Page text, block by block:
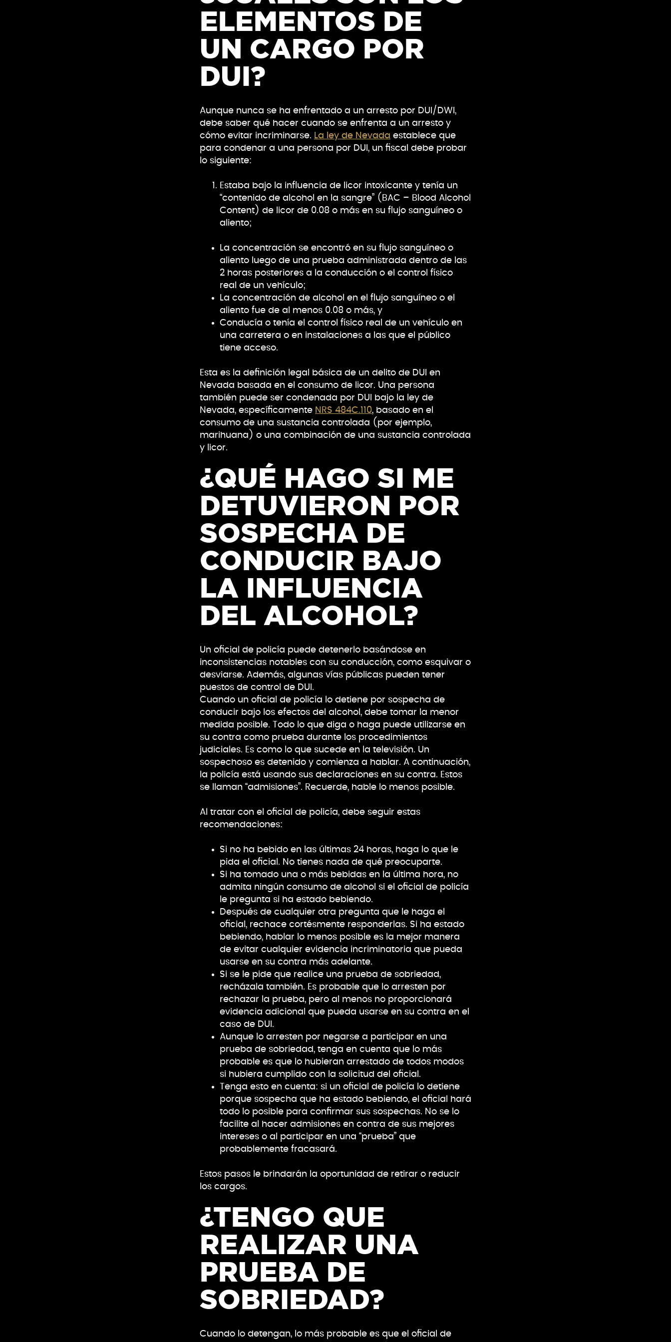
ELEMENTOS DE
UN CARGO POR
DUI?
Aunque nunca se ha enfrentado a un arresto por DUI/DWI,
debe saber qué hacer cuando se enfrenta a un arresto y
cómo evitar incriminarse. La ley de Nevada establece que
para condenar a una persona por DUI, un fiscal debe probar
lo siguiente:
Estaba bajo la influencia de licor intoxicante y tenía un
“contenido de alcohol en la sangre” (BAC – Blood Alcohol
Content) de licor de 0.08 o más en su flujo sanguíneo o
aliento;
La concentración se encontró en su flujo sanguíneo o
aliento luego de una prueba administrada dentro de las
2 horas posteriores a la conducción o el control físico
real de un vehículo;
La concentración de alcohol en el flujo sanguíneo o el
aliento fue de al menos 0.08 o más, y
Conducía o tenía el control físico real de un vehículo en
una carretera o en instalaciones a las que el público
tiene acceso.
Esta es la definición legal básica de un delito de DUI en
Nevada basada en el consumo de licor. Una persona
también puede ser condenada por DUI bajo la ley de
Nevada, específicamente NRS 484C.110, basado en el
consumo de una sustancia controlada (por ejemplo,
marihuana) o una combinación de una sustancia controlada
y licor.
¿QUÉ HAGO SI ME
DETUVIERON POR
SOSPECHA DE
CONDUCIR BAJO
LA INFLUENCIA
DEL ALCOHOL?
Un oficial de policía puede detenerlo basándose en
inconsistencias notables con su conducción, como esquivar o
desviarse. Además, algunas vías públicas pueden tener
puestos de control de DUI.
Cuando un oficial de policía lo detiene por sospecha de
conducir bajo los efectos del alcohol, debe tomar la menor
medida posible. Todo lo que diga o haga puede utilizarse en
su contra como prueba durante los procedimientos
judiciales. Es como lo que sucede en la televisión. Un
sospechoso es detenido y comienza a hablar. A continuación,
la policía está usando sus declaraciones en su contra. Estos
se llaman “admisiones”. Recuerde, hable lo menos posible.
Al tratar con el oficial de policía, debe seguir estas
recomendaciones:
Si no ha bebido en las últimas 24 horas, haga lo que le
pida el oficial. No tienes nada de qué preocuparte.
Si ha tomado una o más bebidas en la última hora, no
admita ningún consumo de alcohol si el oficial de policía
le pregunta si ha estado bebiendo.
Después de cualquier otra pregunta que le haga el
oficial, rechace cortésmente responderlas. Si ha estado
bebiendo, hablar lo menos posible es la mejor manera
de evitar cualquier evidencia incriminatoria que pueda
usarse en su contra más adelante.
Si se le pide que realice una prueba de sobriedad,
recházala también. Es probable que lo arresten por
rechazar la prueba, pero al menos no proporcionará
evidencia adicional que pueda usarse en su contra en el
caso de DUI.
Aunque lo arresten por negarse a participar en una
prueba de sobriedad, tenga en cuenta que lo más
probable es que lo hubieran arrestado de todos modos
si hubiera cumplido con la solicitud del oficial.
Tenga esto en cuenta: si un oficial de policía lo detiene
porque sospecha que ha estado bebiendo, el oficial hará
todo lo posible para confirmar sus sospechas. No se lo
facilite al hacer admisiones en contra de sus mejores
intereses o al participar en una “prueba” que
probablemente fracasará.
Estos pasos le brindarán la oportunidad de retirar o reducir
los cargos.
¿TENGO QUE
REALIZAR UNA
PRUEBA DE
SOBRIEDAD?
Cuando lo detengan, lo más probable es que el oficial de